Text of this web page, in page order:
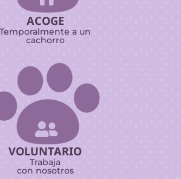
ACOGE
Temporalmente a un
cachorro

VOLUNTARIO
Trabaja
con nosotros